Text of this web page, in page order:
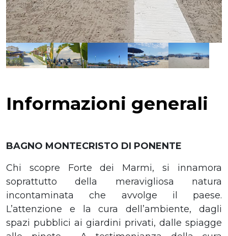
Informazioni generali
BAGNO MONTECRISTO DI PONENTE
Chi scopre Forte dei Marmi, si innamora
soprattutto della meravigliosa natura
incontaminata che avvolge il paese.
L’attenzione e la cura dell’ambiente, dagli
spazi pubblici ai giardini privati, dalle spiagge